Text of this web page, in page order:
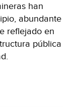
han
abundante
reflejado en
pública